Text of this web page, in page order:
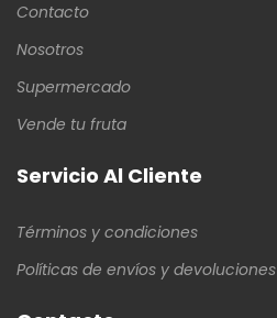
Contacto
Nosotros
Supermercado
Vende tu fruta
Servicio Al Cliente
Términos y condiciones
Políticas de envíos y devoluciones